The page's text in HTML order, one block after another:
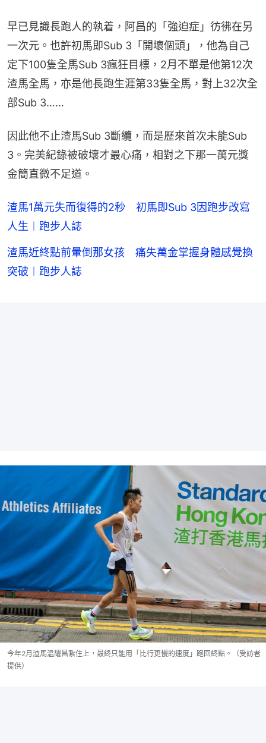
早已見識長跑人的執着，阿昌的「強迫症」彷彿在另
一次元。也許初馬即Sub 3「開壞個頭」，他為自己
定下100隻全馬Sub 3瘋狂目標，2月不單是他第12次
渣馬全馬，亦是他長跑生涯第33隻全馬，對上32次全
部Sub 3……
因此他不止渣馬Sub 3斷纜，而是歷來首次未能Sub
3。完美紀錄被破壞才最心痛，相對之下那一萬元獎
金簡直微不足道。
渣馬1萬元失而復得的2秒 初馬即Sub 3因跑步改寫
人生︱跑步人誌
渣馬近終點前暈倒那女孩 痛失萬金掌握身體感覺換
突破︱跑步人誌
今年2月渣馬溫耀昌紮住上，最終只能用「比行更慢的速度」跑回終點。（受訪者
提供）